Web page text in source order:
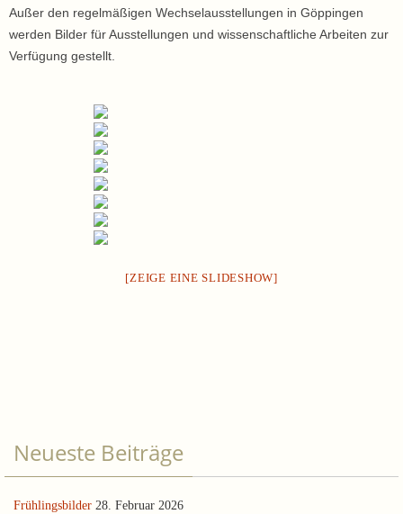
Außer den regelmäßigen Wechselausstellungen in Göppingen
werden Bilder für Ausstellungen und wissenschaftliche Arbeiten zur
Verfügung gestellt.
[ZEIGE EINE SLIDESHOW]
Neueste Beiträge
Frühlingsbilder 28. Februar 2026